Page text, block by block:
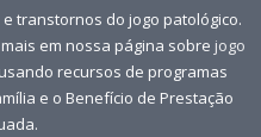
transtornos do jogo patológico.
em nossa página sobre jogo
recursos de programas
e o Benefício de Prestação